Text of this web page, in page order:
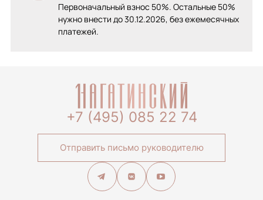
Первоначальный взнос 50%. Остальные 50%
нужно внести до 30.12.2026, без ежемесячных
платежей.
+7 (495) 085 22 74
Отправить письмо руководителю